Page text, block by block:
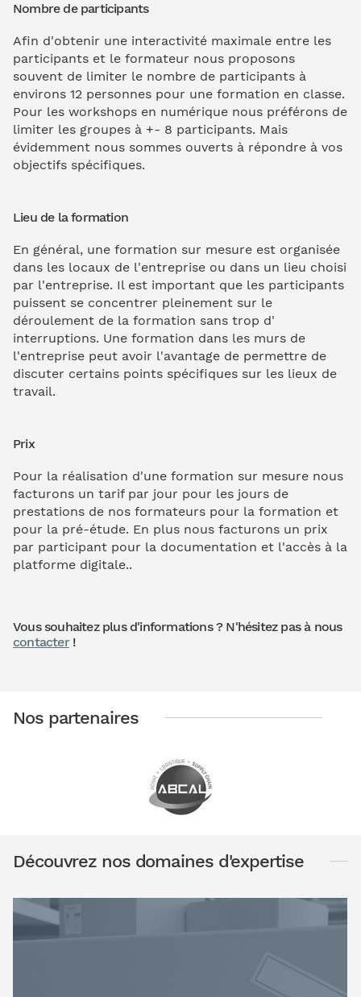
Nombre de participants
Afin d'obtenir une interactivité maximale entre les
participants et le formateur nous proposons
souvent de limiter le nombre de participants à
environs 12 personnes pour une formation en classe.
Pour les workshops en numérique nous préférons de
limiter les groupes à +- 8 participants. Mais
évidemment nous sommes ouverts à répondre à vos
objectifs spécifiques.
Lieu de la formation
En général, une formation sur mesure est organisée
dans les locaux de l'entreprise ou dans un lieu choisi
par l'entreprise. Il est important que les participants
puissent se concentrer pleinement sur le
déroulement de la formation sans trop d'
interruptions. Une formation dans les murs de
l'entreprise peut avoir l'avantage de permettre de
discuter certains points spécifiques sur les lieux de
travail.
Prix
Pour la réalisation d'une formation sur mesure nous
facturons un tarif par jour pour les jours de
prestations de nos formateurs pour la formation et
pour la pré-étude. En plus nous facturons un prix
par participant pour la documentation et l'accès à la
platforme digitale..
Vous souhaitez plus d'informations ? N'hésitez pas à nous
contacter!
Nos partenaires
Découvrez nos domaines d'expertise